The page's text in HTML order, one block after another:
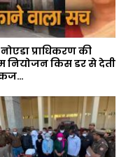
प्राधिकरण की
नियोजन किस डर से देती